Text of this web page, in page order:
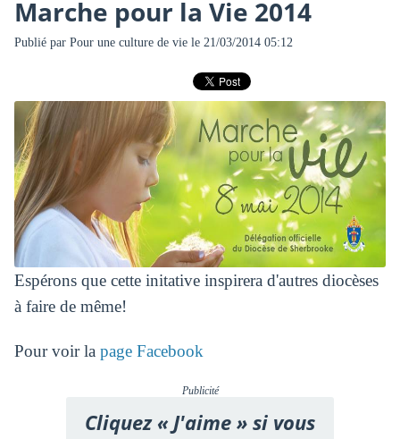
Marche pour la Vie 2014
Publié par Pour une culture de viele 21/03/2014 05:12
Espérons que cette initative inspirera d'autres diocèses
à faire de même!
Pour voir la page Facebook
Publicité
Cliquez « J'aime » si vous